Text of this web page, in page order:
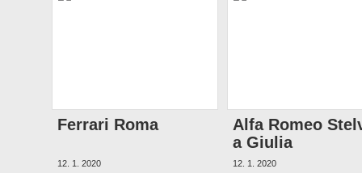
Ferrari Roma
12. 1. 2020
Alfa Romeo
a Giulia
12. 1. 2020